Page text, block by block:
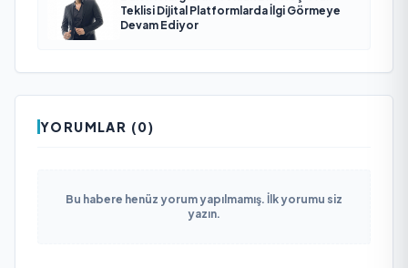
Teklisi Dijital Platformlarda İlgi Görmeye
Devam Ediyor
YORUMLAR (0)
Bu habere henüz yorum yapılmamış. İlk yorumu siz
yazın.